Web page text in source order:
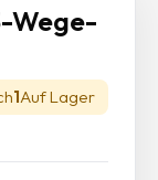
Wege-
1Auf Lager